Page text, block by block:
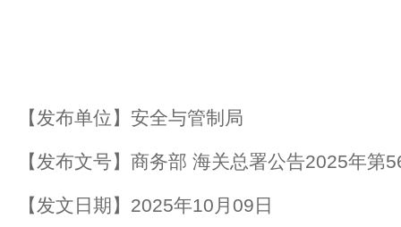
【发布单位】安全与管制局
【发布文号】商务部 海关总署公告2025年第
【发文日期】2025年10月09日